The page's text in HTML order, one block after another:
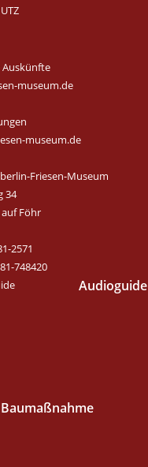
Auskünfte
museum.de
museum.de
Friesen-Museum
34
Föhr
2571
748420
Audioguide